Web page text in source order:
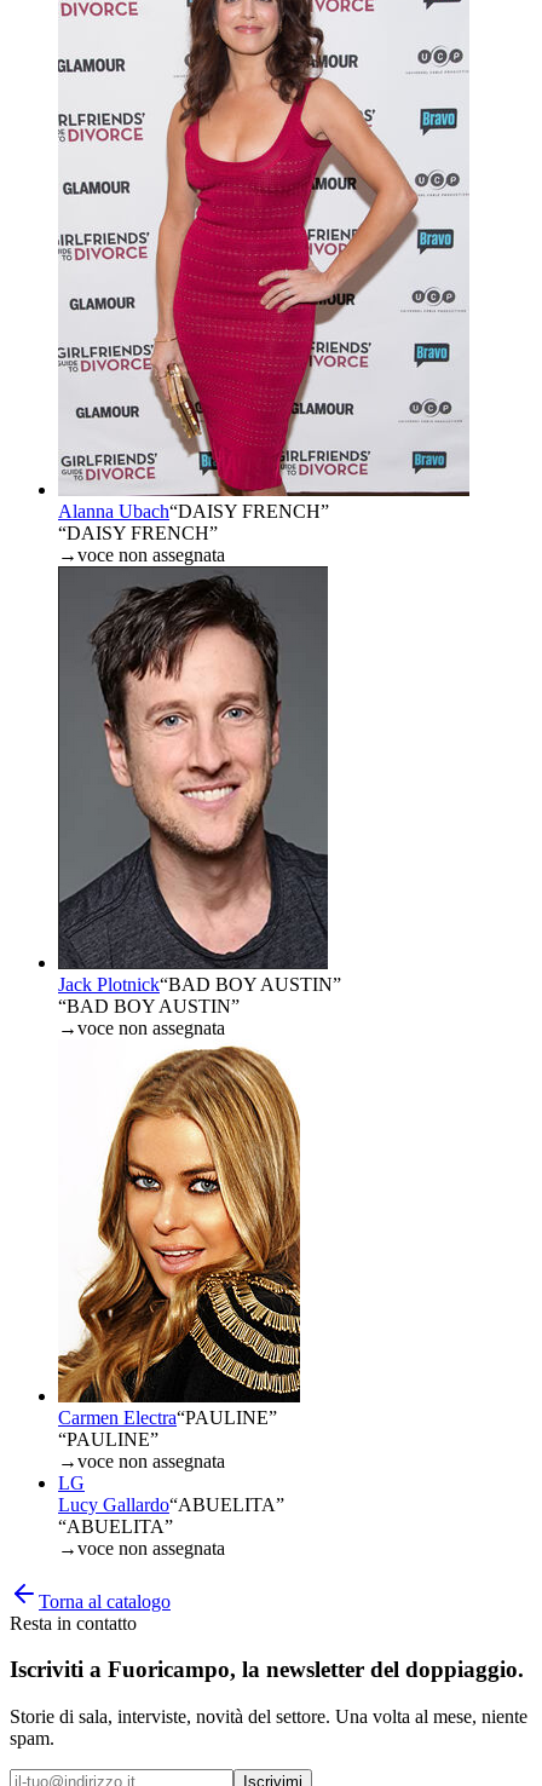
Alanna Ubach“DAISY FRENCH”
“DAISY FRENCH”
→voce non assegnata
Jack Plotnick“BAD BOY AUSTIN”
“BAD BOY AUSTIN”
→voce non assegnata
Carmen Electra“PAULINE”
“PAULINE”
→voce non assegnata
LG
Lucy Gallardo“ABUELITA”
“ABUELITA”
→voce non assegnata
Torna al catalogo
Resta in contatto
Iscriviti a Fuoricampo, la newsletter del doppiaggio.
Storie di sala, interviste, novità del settore. Una volta al mese, niente
spam.
Iscrivimi